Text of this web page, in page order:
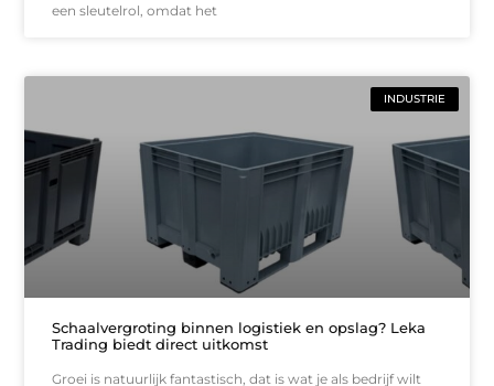
een sleutelrol, omdat het
INDUSTRIE
Schaalvergroting binnen logistiek en opslag? Leka
Trading biedt direct uitkomst
Groei is natuurlijk fantastisch, dat is wat je als bedrijf wilt